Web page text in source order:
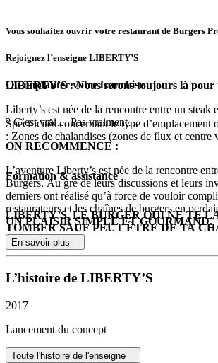
Vous souhaitez ouvrir votre restaurant de Burgers
Rejoignez l’enseigne LIBERTY’S
LIBERTY’S : Nous serons toujours là pour
Liberty’s est née de la rencontre entre un
? C’est vrai… Pas vraiment…
ON RECOMMENCE :
L’aventure Liberty’s est née de la rencontre
Burgers. Au gré de leurs discussions et leurs
derniers ont réalisé qu’à force de vouloir
restaurateurs et les chaînes de burgers en
UN PLAISIR SIMPLE ET GOURMAND.
UN PLAISIR SIMPLE ET GOURMAND :
MAIS LIBERTY’S, C’EST QUI ? C’EST
C’est d’abord des burgers de GRANDE
artisanal, des sauces généreuses et des fromages
C’est une carte de spécialistes : courte, claire,
Où implanter votre franchise
Spécificités concernant le type d’emplacement
: Zones de chalandises (zones de flux et centre
Formation & assistance
LIBERTY’S, LE BURGER QUI NE TE
TOMBER SAUF PEUT ÊTRE DE TA
Liberty’s c’est un accompagnement sans
Démarches juridiques
Design du lien
Hygiène et Technique
En savoir plus
L’histoire de LIBERTY’S
2017
Lancement du concept
Toute l'histoire de l'enseigne